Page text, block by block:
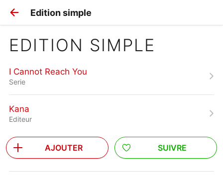
Edition simple
EDITION SIMPLE
I Cannot Reach You
Serie
Kana
Editeur
AJOUTER SUIVRE